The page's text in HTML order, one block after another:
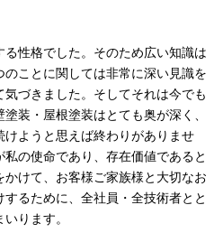
性格でした。そのため広い知識は
ことに関しては非常に深い見識を
づきました。そしてそれは今でも
装・屋根塗装はとても奥が深く、
ようと思えば終わりがありませ
の使命であり、存在価値であると
けて、お客様ご家族様と大切なお
るために、全社員・全技術者とと
ります。